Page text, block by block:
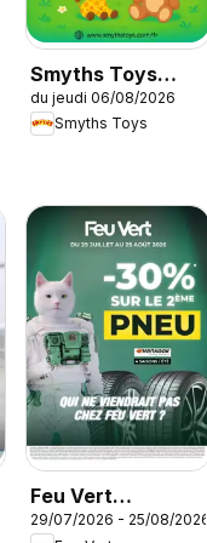
Smyths Toys
catalogue
du jeudi 06/08/2026
Smyths Toys
Feu Vert
catalogue
29/07/2026 - 25/08/2026